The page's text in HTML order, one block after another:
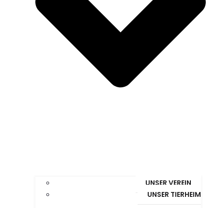
UNSER VEREIN
UNSER TIERHEIM